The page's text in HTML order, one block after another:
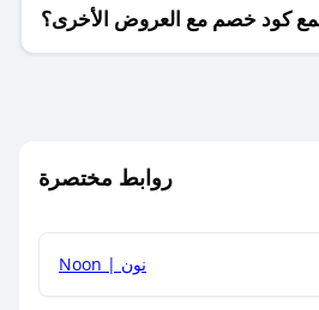
كود خصم مع العروض الأخرى؟
روابط مختصرة
Noon | نون